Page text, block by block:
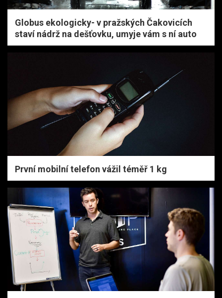
Globus ekologicky- v pražských Čakovicích
staví nádrž na dešťovku, umyje vám s ní auto
První mobilní telefon vážil téměř 1 kg